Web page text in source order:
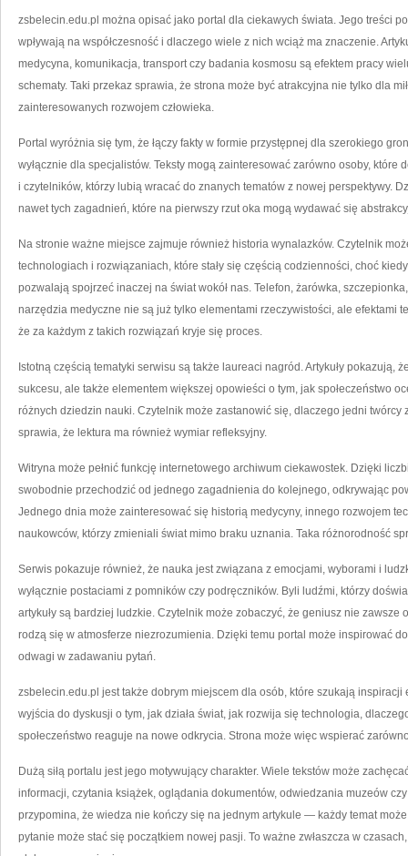
zsbelecin.edu.pl można opisać jako portal dla ciekawych świata. Jego treści
wpływają na współczesność i dlaczego wiele z nich wciąż ma znaczenie.
medycyna, komunikacja, transport czy badania kosmosu są efektem pracy
schematy. Taki przekaz sprawia, że strona może być atrakcyjna nie tylko dla
zainteresowanych rozwojem człowieka.
Portal wyróżnia się tym, że łączy fakty w formie przystępnej dla szerokiego
wyłącznie dla specjalistów. Teksty mogą zainteresować zarówno osoby,
i czytelników, którzy lubią wracać do znanych tematów z nowej perspektywy.
nawet tych zagadnień, które na pierwszy rzut oka mogą wydawać się
Na stronie ważne miejsce zajmuje również historia wynalazków. Czytelnik
technologiach i rozwiązaniach, które stały się częścią codzienności, choć
pozwalają spojrzeć inaczej na świat wokół nas. Telefon, żarówka,
narzędzia medyczne nie są już tylko elementami rzeczywistości, ale efektami
że za każdym z takich rozwiązań kryje się proces.
Istotną częścią tematyki serwisu są także laureaci nagród. Artykuły pokazują,
sukcesu, ale także elementem większej opowieści o tym, jak społeczeństwo
różnych dziedzin nauki. Czytelnik może zastanowić się, dlaczego jedni twórcy
sprawia, że lektura ma również wymiar refleksyjny.
Witryna może pełnić funkcję internetowego archiwum ciekawostek. Dzięki
swobodnie przechodzić od jednego zagadnienia do kolejnego, odkrywając
Jednego dnia może zainteresować się historią medycyny, innego rozwojem
naukowców, którzy zmieniali świat mimo braku uznania. Taka różnorodność
Serwis pokazuje również, że nauka jest związana z emocjami, wyborami i
wyłącznie postaciami z pomników czy podręczników. Byli ludźmi, którzy
artykuły są bardziej ludzkie. Czytelnik może zobaczyć, że geniusz nie zawsze
rodzą się w atmosferze niezrozumienia. Dzięki temu portal może inspirować
odwagi w zadawaniu pytań.
zsbelecin.edu.pl jest także dobrym miejscem dla osób, które szukają inspiracji
wyjścia do dyskusji o tym, jak działa świat, jak rozwija się technologia,
społeczeństwo reaguje na nowe odkrycia. Strona może więc wspierać
Dużą siłą portalu jest jego motywujący charakter. Wiele tekstów może
informacji, czytania książek, oglądania dokumentów, odwiedzania muzeów
przypomina, że wiedza nie kończy się na jednym artykule — każdy temat
pytanie może stać się początkiem nowej pasji. To ważne zwłaszcza w